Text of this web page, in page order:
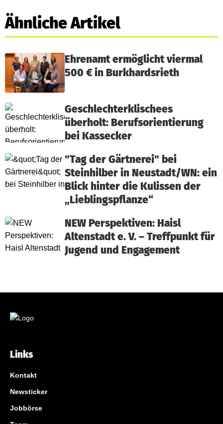
Ähnliche Artikel
Ehrenamt ermöglicht viermal
500 € in Burkhardsrieth
Geschlechterklischees
überholt: Berufsorientierung
bei Kassecker
"Tag der Gärtnerei" bei
Steinhilber in Neustadt/WN: ein
Blick hinter die Kulissen der
„Lieblingspflanze“
NEW Perspektiven: Haisl
Altenstadt e. V. – Treffpunkt für
Jugend und Engagement
Links
Kontakt
Newsticker
Jobbörse